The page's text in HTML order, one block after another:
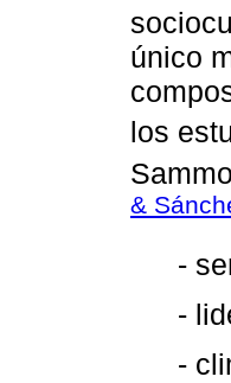
único
los
&
-
-
-